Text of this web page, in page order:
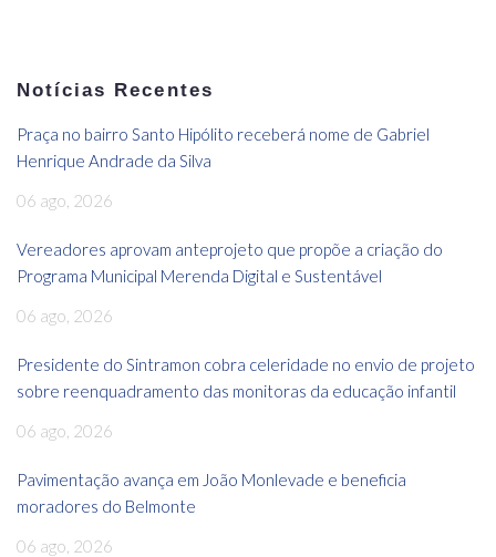
Notícias Recentes
Praça no bairro Santo Hipólito receberá nome de Gabriel
Henrique Andrade da Silva
06 ago, 2026
Vereadores aprovam anteprojeto que propõe a criação do
Programa Municipal Merenda Digital e Sustentável
06 ago, 2026
Presidente do Sintramon cobra celeridade no envio de projeto
sobre reenquadramento das monitoras da educação infantil
06 ago, 2026
Pavimentação avança em João Monlevade e beneficia
moradores do Belmonte
06 ago, 2026